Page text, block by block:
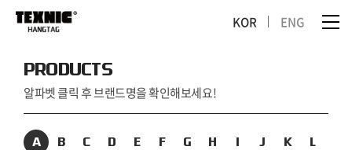
KOR ENG
PRODUCTS
알파벳 클릭 후 브랜드명을 확인해보세요!
A B C D E F G H I J K
L